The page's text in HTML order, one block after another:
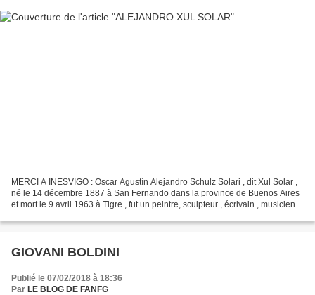
MERCI A INESVIGO : Oscar Agustín Alejandro Schulz Solari , dit Xul Solar ,
né le 14 décembre 1887 à San Fernando dans la province de Buenos Aires
et mort le 9 avril 1963 à Tigre , fut un peintre, sculpteur , écrivain , musicien,
GIOVANI BOLDINI
Publié le 07/02/2018 à 18:36
Par LE BLOG DE FANFG